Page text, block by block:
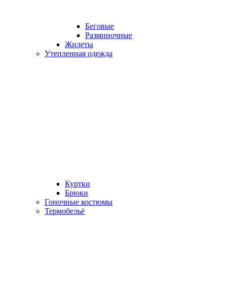
Беговые
Разминочные
Жилеты
Утепленная одежда
Куртки
Брюки
Гоночные костюмы
Термобельё